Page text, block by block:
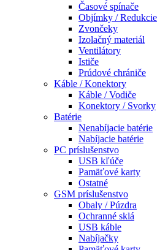
Časové spínače
Objímky / Redukcie
Zvončeky
Izolačný materiál
Ventilátory
Ističe
Prúdové chrániče
Káble / Konektory
Káble / Vodiče
Konektory / Svorky
Batérie
Nenabíjacie batérie
Nabíjacie batérie
PC príslušenstvo
USB kľúče
Pamäťové karty
Ostatné
GSM príslušenstvo
Obaly / Púzdra
Ochranné sklá
USB káble
Nabíjačky